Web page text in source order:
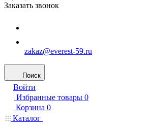
Заказать звонок
zakaz@everest-59.ru
Поиск
Войти
Избранные товары 0
Корзина 0
Каталог